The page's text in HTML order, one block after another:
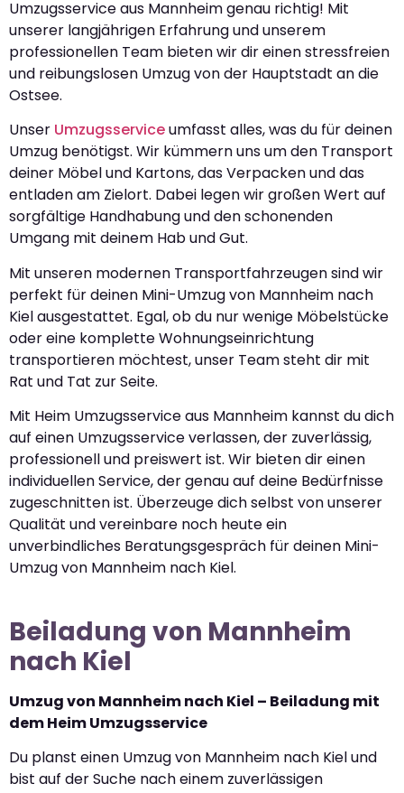
Umzugsservice aus Mannheim genau richtig! Mit
unserer langjährigen Erfahrung und unserem
professionellen Team bieten wir dir einen stressfreien
und reibungslosen Umzug von der Hauptstadt an die
Ostsee.
Unser Umzugsserviceumfasst alles, was du für deinen
Umzug benötigst. Wir kümmern uns um den Transport
deiner Möbel und Kartons, das Verpacken und das
entladen am Zielort. Dabei legen wir großen Wert auf
sorgfältige Handhabung und den schonenden
Umgang mit deinem Hab und Gut.
Mit unseren modernen Transportfahrzeugen sind wir
perfekt für deinen Mini-Umzug von Mannheim nach
Kiel ausgestattet. Egal, ob du nur wenige Möbelstücke
oder eine komplette Wohnungseinrichtung
transportieren möchtest, unser Team steht dir mit
Rat und Tat zur Seite.
Mit Heim Umzugsservice aus Mannheim kannst du dich
auf einen Umzugsservice verlassen, der zuverlässig,
professionell und preiswert ist. Wir bieten dir einen
individuellen Service, der genau auf deine Bedürfnisse
zugeschnitten ist. Überzeuge dich selbst von unserer
Qualität und vereinbare noch heute ein
unverbindliches Beratungsgespräch für deinen Mini-
Umzug von Mannheim nach Kiel.
Beiladung von Mannheim
nach Kiel
Umzug von Mannheim nach Kiel – Beiladung mit
dem Heim Umzugsservice
Du planst einen Umzug von Mannheim nach Kiel und
bist auf der Suche nach einem zuverlässigen